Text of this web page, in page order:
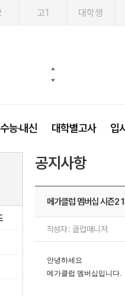
고1 대학생
수능·내신 대학별고사 입
공지사항
메가클럽 멤버십 시즌2
작성자 : 클럽매니저
안녕하세요
메가클럽 멤버십입니다.